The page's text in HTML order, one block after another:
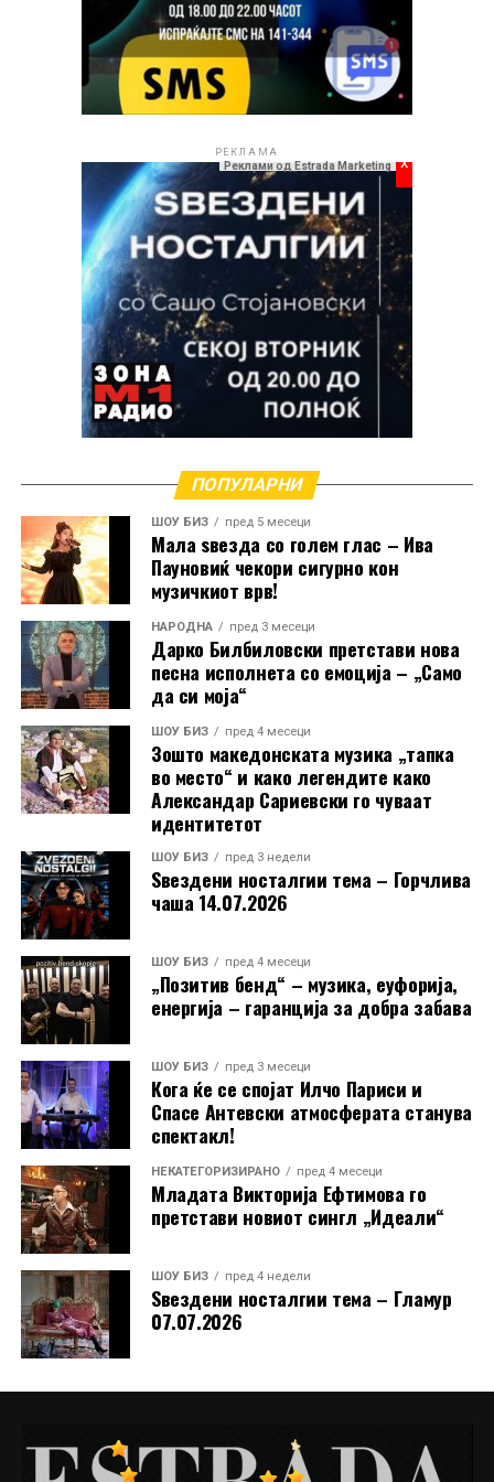
Со одбројувањето до 26 и 27 август, „Охрид Фест –
вниманието кон Охрид, каде што музиката,
традицијата и современата продукција ќе се спојат
во уште едно фестивалско издание со регионално
значење и големи очекувања од публиката и
музичката сцена.
РЕКЛАМА
Реклами од Estrada Marketing x
ПОПУЛАРНИ
ШОУ БИЗ пред 5 месеци
Мала ѕвезда со голем глас – Ива
Пауновиќ чекори сигурно кон
музичкиот врв!
НАРОДНА пред 3 месеци
Дарко Билбиловски претстави нова
песна исполнета со емоција – „Само
да си моја“
ШОУ БИЗ пред 4 месеци
Зошто македонската музика „тапка
во место“ и како легендите како
Александар Сариевски го чуваат
идентитетот
ШОУ БИЗ пред 3 недели
Ѕвездени носталгии тема – Горчлива
чаша 14.07.2026
ШОУ БИЗ пред 4 месеци
„Позитив бенд“ – музика, еуфорија,
енергија – гаранција за добра забава
ШОУ БИЗ пред 3 месеци
Кога ќе се спојат Илчо Париси и
Спасе Антевски атмосферата станува
спектакл!
НЕКАТЕГОРИЗИРАНО пред 4 месеци
Младата Викторија Ефтимова го
претстави новиот сингл „Идеали“
ШОУ БИЗ пред 4 недели
Ѕвездени носталгии тема – Гламур
07.07.2026